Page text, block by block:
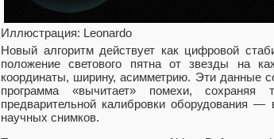
Иллюстрация: Leonardo
Новый алгоритм действует как цифровой
положение светового пятна от звезды на
координаты, ширину, асимметрию. Эти данные
программа «вычитает» помехи,
предварительной калибровки оборудования
научных снимков.